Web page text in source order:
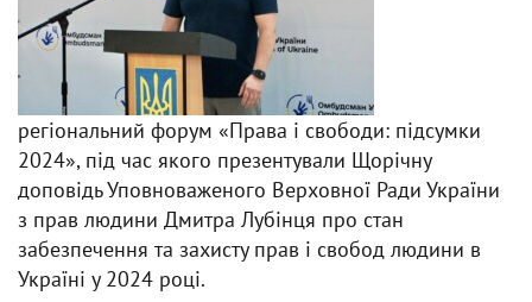
регіональний форум «Права і свободи: підсумки
2024», під час якого презентували Щорічну
доповідь Уповноваженого Верховної Ради України
з прав людини Дмитра Лубінця про стан
забезпечення та захисту прав і свобод людини в
Україні у 2024 році.